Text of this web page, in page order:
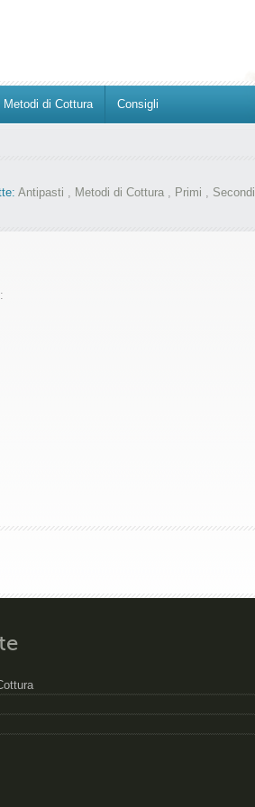
Metodi di Cottura
Consigli
Antipasti , Metodi di Cottura , Primi , Secondi